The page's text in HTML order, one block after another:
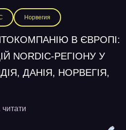
Норвегия
В ЄВРОПІ:
NORDIC-РЕГІОНУ У
ДАНІЯ, НОРВЕГІЯ,
читати